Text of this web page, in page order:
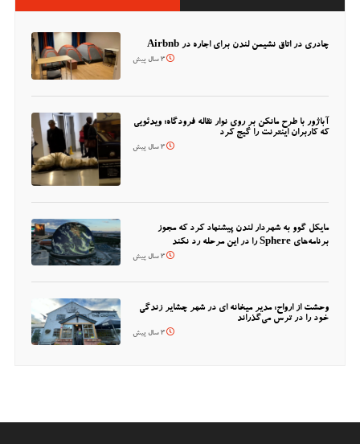
چادری در اتاق نشیمن لندن برای اجاره در Airbnb
3 سال پیش
آباژور با طرح مانکن بر روی نوار نقاله فرودگاه؛ ویدئویی
که کاربران اینترنت را گیج کرد
3 سال پیش
مایکل گوو به شهردار لندن پیشنهاد کرد که مجوز
برنامه‌های Sphere را در این مرحله رد نکند
3 سال پیش
وحشت از ارواح: مدیر میخانه ای در شهر چشایر زندگی
خود را در ترس می‌گذراند
3 سال پیش